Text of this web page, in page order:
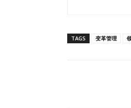
队之间保持持续
TAGS 变革管理